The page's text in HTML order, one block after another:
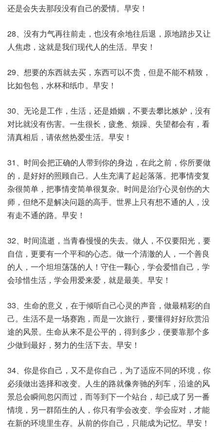
还是会失去那段没有自己的爱情。早安！
28、没有力气再往前走，也没有余地往后退，原地踏步又让
人焦虑，这就是我们现代人的生活。早安！
29、想要的东西就去买，东西可以不贵，但是不能不精致，
比如包包，水杯和纸巾。早安！
30、无论是工作，生活，还是婚姻，不要去攀比嫉妒，没有
对比就没有伤害。一生很长，疲惫、烦躁、失望都会有，看
清真相后，请依然热爱生活。早安！
31、时间会把正确的人带到你的身边，在此之前，你所要做
的，是好好的照顾自己。人生充满了起起落落。把事情变复
杂很简单，把事情变简单很复杂。时间是治疗心灵创伤的大
师，但绝不是解决问题的高手。世界上只有想不通的人，没
有走不通的路。早安！
32、时间流逝，当青春慢慢的失去。做人，不仅要阳光，要
自信，更要有一个平和的心态。做一个清澈的人，一个善良
的人，一个坦坦荡荡的人！守住一颗心，学会爱惜自己，学
会珍惜生活，学会用爱来爱，就是最美。早安！
33、生命的意义，在于倾听自己心灵的声音，做最精彩的自
己。生活不是一场赛跑，而是一次旅行，要懂得好好欣赏沿
途的风景。生命从来不是公平的，得到多少，便要靠那个多
少做到最好，努力的生活下去。早安！
34、你是你自己，又不是你自己，为了适应不同的环境，你
必须做出选择和改变。人生的路就像奔驰的列车，沿途的风
景总会瞬间忽闪而过，而等到下一个站台，却已成了另一番
情境，另一群陌生的人，你只有学会改变、学会应对，才能
在新的环境里生存。从前的你自己，只能成为记忆。早安！